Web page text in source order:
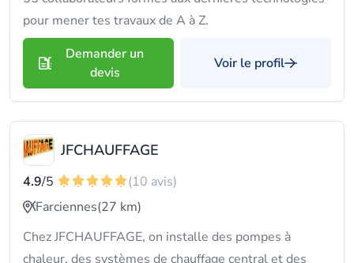
pour mener tes travaux de A à Z.
Demander un
devis
Voir le profil
JFCHAUFFAGE
4.9/5
(10 avis)
Farciennes(27 km)
Chez JFCHAUFFAGE, on installe des pompes à
chaleur, des systèmes de chauffage central et des